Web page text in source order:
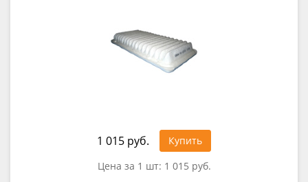
1 015 руб.
Купить
Цена за 1 шт: 1 015 руб.